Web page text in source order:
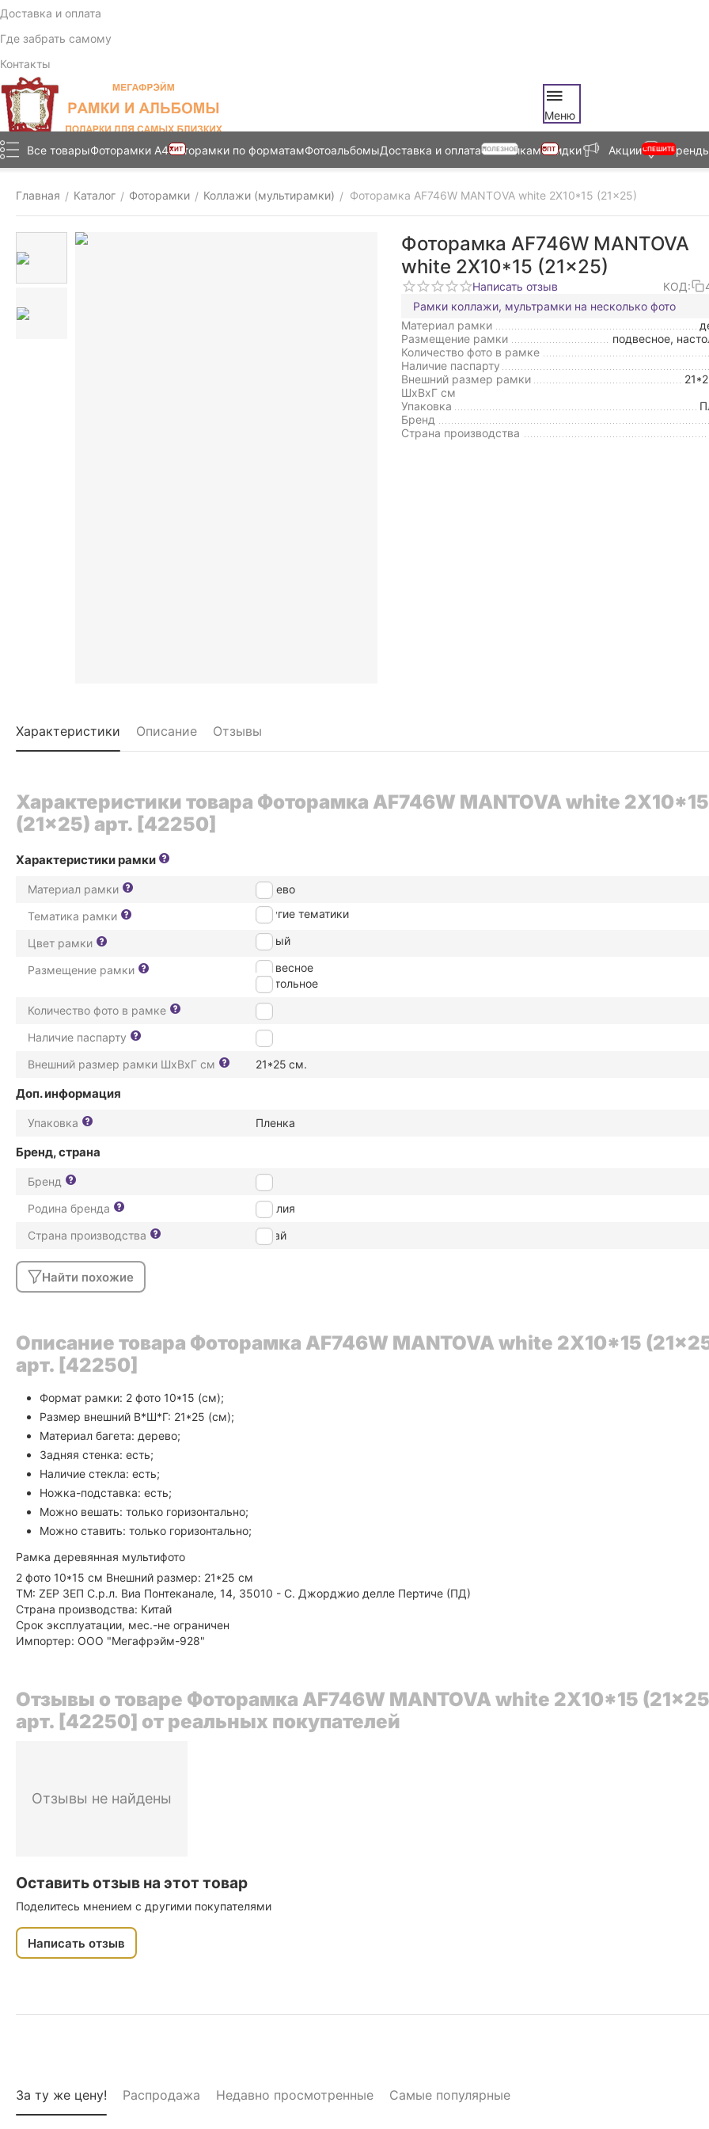
Доставка и оплата
Где забрать самому
Контакты
Меню
Все товарыФоторамки А4ХИТ
Фоторамки по форматамФотоальбомыДоставка и оплата ПОЛЕЗНОЕ
Оптовикам ОПТ
Скидки АкцииСПЕШИТЕ
Главная / Каталог / Фоторамки / Коллажи (мультирамки) / Фоторамка AF746W MANTOVA white 2X10*15 (21x25)
Фоторамка AF746W MANTOVA
white 2X10*15 (21x25)
Написать отзыв КОД:
Рамки коллажи, мультрамки на несколько фото
Материал рамки
Размещение рамки
подвесное,
Количество фото в рамке
Наличие паспарту
Внешний размер рамки
ШxВxГ см
Упаковка
Бренд
Страна производства
Характеристики Описание Отзывы
Характеристики товара Фоторамка AF746W MANTOVA white 2X10*15
(21x25) арт. [42250]
Характеристики рамки
Материал рамки
дерево
Тематика рамки
Другие тематики
Цвет рамки Белый
Размещение рамки
подвесное
настольное
Количество фото в рамке
2
Наличие паспарту
Нет
Внешний размер рамки ШxВxГ см
21*25 см.
Доп. информация
Упаковка Пленка
Бренд, страна
Бренд
ZEP
Родина бренда
Италия
Страна производства
Китай
Найти похожие
Описание товара Фоторамка AF746W MANTOVA white 2X10*15
арт. [42250]
Формат рамки: 2 фото 10*15 (см);
Размер внешний В*Ш*Г: 21*25 (см);
Материал багета: дерево;
Задняя стенка: есть;
Наличие стекла: есть;
Ножка-подставка: есть;
Можно вешать: только горизонтально;
Можно ставить: только горизонтально;
Рамка деревянная мультифото
2 фото 10*15 см Внешний размер: 21*25 см
ТМ: ZEP ЗЕП С.р.л. Виа Понтеканале, 14, 35010 - С. Джорджио делле Пертиче (ПД)
Страна производства: Китай
Срок эксплуатации, мес.-не ограничен
Импортер: ООО "Мегафрэйм-928"
Отзывы о товаре Фоторамка AF746W MANTOVA white 2X10*15
арт. [42250] от реальных покупателей
Отзывы не найдены
Оставить отзыв на этот товар
Поделитесь мнением с другими покупателями
Написать отзыв
За ту же цену! Распродажа Недавно просмотренные Самые популярные